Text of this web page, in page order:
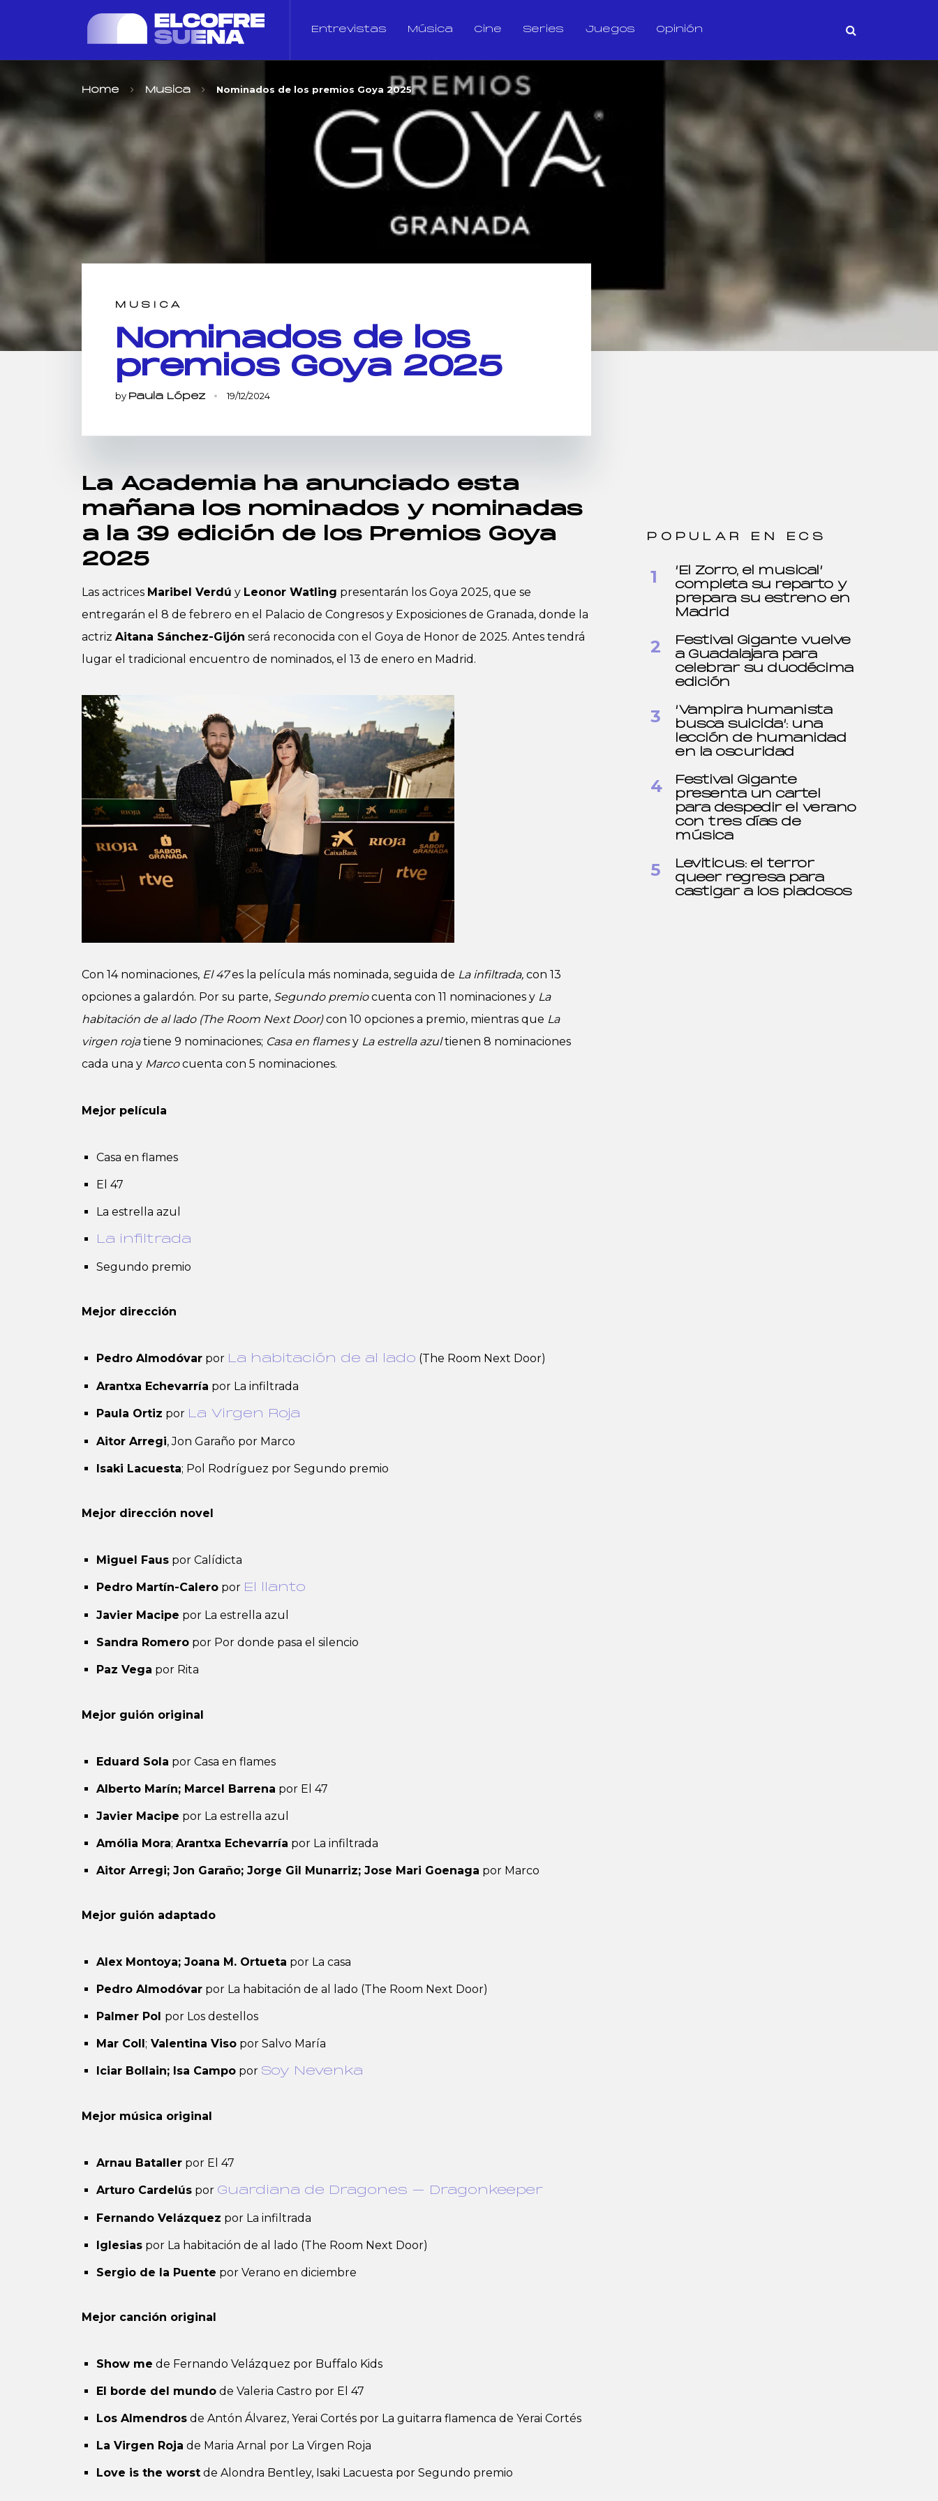
Entrevistas Música Cine Series Juegos Opinión
Home Musica Nominados de los premios Goya 2025
MUSICA
Nominados de los
premios Goya 2025
by Paula López 19/12/2024
La Academia ha anunciado esta
mañana los nominados y nominadas
a la 39 edición de los Premios Goya
2025
Las actrices Maribel Verdú y Leonor Watling presentarán los Goya 2025, que se
entregarán el 8 de febrero en el Palacio de Congresos y Exposiciones de Granada, donde la
actriz Aitana Sánchez-Gijón será reconocida con el Goya de Honor de 2025. Antes tendrá
lugar el tradicional encuentro de nominados, el 13 de enero en Madrid.
Con 14 nominaciones, El 47es la película más nominada, seguida de La infiltrada, con 13
opciones a galardón. Por su parte, Segundo premiocuenta con 11 nominaciones y La
habitación de al lado (The Room Next Door)con 10 opciones a premio, mientras que La
virgen rojatiene 9 nominaciones; Casa en flamesy La estrella azultienen 8 nominaciones
cada una y Marcocuenta con 5 nominaciones.
Mejor película
Casa en flames
El 47
La estrella azul
La infiltrada
Segundo premio
Mejor dirección
Pedro Almodóvar por La habitación de al lado (The Room Next Door)
Arantxa Echevarría por La infiltrada
Paula Ortiz por La Virgen Roja
Aitor Arregi, Jon Garaño por Marco
Isaki Lacuesta; Pol Rodríguez por Segundo premio
Mejor dirección novel
Miguel Faus por Calídicta
Pedro Martín-Calero por El llanto
Javier Macipe por La estrella azul
Sandra Romero por Por donde pasa el silencio
Paz Vega por Rita
Mejor guión original
Eduard Sola por Casa en flames
Alberto Marín; Marcel Barrena por El 47
Javier Macipe por La estrella azul
Amólia Mora; Arantxa Echevarría por La infiltrada
Aitor Arregi; Jon Garaño; Jorge Gil Munarriz; Jose Mari Goenaga por Marco
Mejor guión adaptado
Alex Montoya; Joana M. Ortueta por La casa
Pedro Almodóvar por La habitación de al lado (The Room Next Door)
Palmer Pol por Los destellos
Mar Coll; Valentina Viso por Salvo María
Iciar Bollain; Isa Campo por Soy Nevenka
Mejor música original
Arnau Bataller por El 47
Arturo Cardelús por Guardiana de Dragones – Dragonkeeper
Fernando Velázquez por La infiltrada
Iglesias por La habitación de al lado (The Room Next Door)
Sergio de la Puente por Verano en diciembre
Mejor canción original
Show me de Fernando Velázquez por Buffalo Kids
El borde del mundo de Valeria Castro por El 47
Los Almendros de Antón Álvarez, Yerai Cortés por La guitarra flamenca de Yerai Cortés
La Virgen Roja de Maria Arnal por La Virgen Roja
Love is the worst de Alondra Bentley, Isaki Lacuesta por Segundo premio
POPULAR EN ECS
‘El Zorro, el musical’
completa su reparto y
prepara su estreno en
Madrid
Festival Gigante vuelve
a Guadalajara para
celebrar su duodécima
edición
‘Vampira humanista
busca suicida’: una
lección de humanidad
en la oscuridad
Festival Gigante
presenta un cartel
para despedir el verano
con tres días de
música
Leviticus: el terror
queer regresa para
castigar a los piadosos